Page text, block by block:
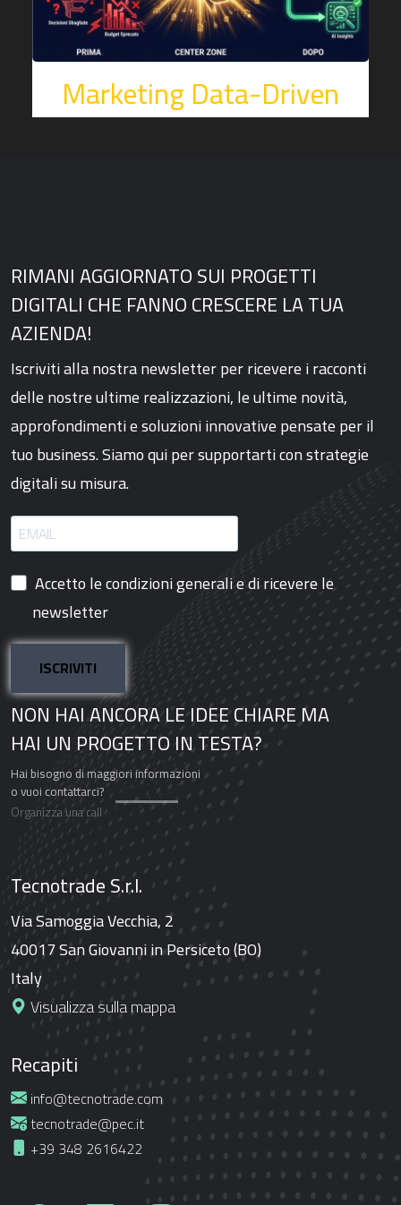
Marketing Data-Driven
RIMANI AGGIORNATO SUI PROGETTI
DIGITALI CHE FANNO CRESCERE LA TUA
AZIENDA!
Iscriviti alla nostra newsletter per ricevere i racconti
delle nostre ultime realizzazioni, le ultime novità,
approfondimenti e soluzioni innovative pensate per il
tuo business. Siamo qui per supportarti con strategie
digitali su misura.
Accetto le condizioni generali e di ricevere le
newsletter
ISCRIVITI
NON HAI ANCORA LE IDEE CHIARE MA
HAI UN PROGETTO IN TESTA?
Hai bisogno di maggiori informazioni
o vuoi contattarci?
Organizza una call
Tecnotrade S.r.l.
Via Samoggia Vecchia, 2
40017 San Giovanni in Persiceto (BO)
Italy
Visualizza sulla mappa
Recapiti
info@tecnotrade.com
tecnotrade@pec.it
+39 348 2616422